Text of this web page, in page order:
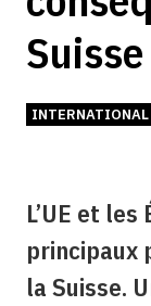
Suisse
INTERNATIONAL
L’UE et
principaux
la Suisse.